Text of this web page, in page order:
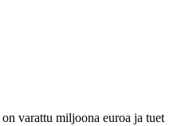
varattu miljoona euroa ja tuet